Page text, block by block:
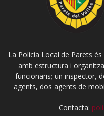
La Policia Local de Parets
amb estructura i
funcionaris; un inspector,
agents, dos agents de
Contacta: